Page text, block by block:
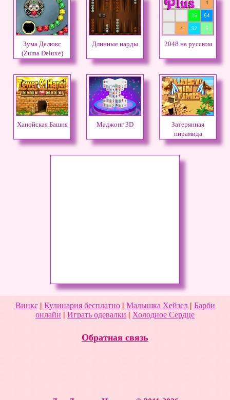
Зума Делюкс
(Zuma Deluxe)
Длинные нарды 2048 на русском
Ханойская Башня Маджонг 3D
Затерянная
пирамида
Винкс| Кулинария бесплатно| Малышка Хейзел| Барби
онлайн | Играть одевалки | Холодное Сердце
Обратная связь